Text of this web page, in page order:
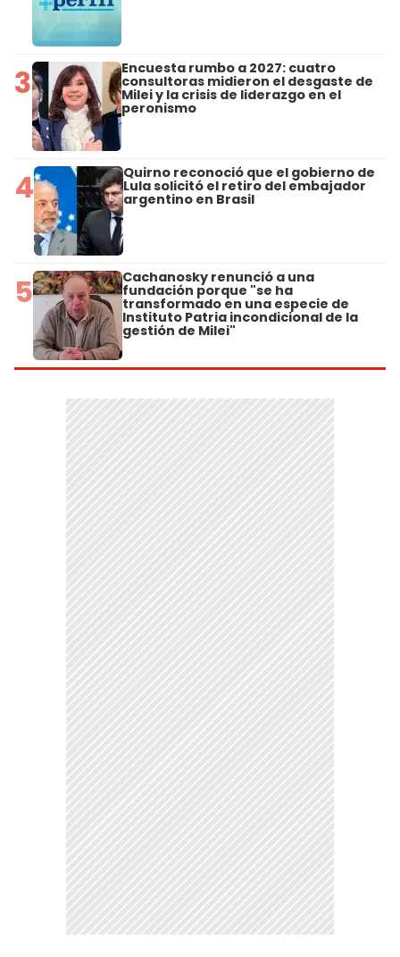
3 Encuesta rumbo a 2027: cuatro
consultoras midieron el desgaste de
Milei y la crisis de liderazgo en el
peronismo
4 Quirno reconoció que el gobierno de
Lula solicitó el retiro del embajador
argentino en Brasil
5 Cachanosky renunció a una
fundación porque "se ha
transformado en una especie de
Instituto Patria incondicional de la
gestión de Milei"